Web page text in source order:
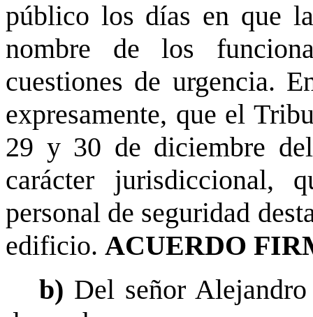
público los días en que
nombre de los
cuestiones de urgencia.
expresamente, que el
29 y 30 de diciembre
carácter jurisdiccional,
personal de seguridad
edificio. ACUERDO
b) Del señor